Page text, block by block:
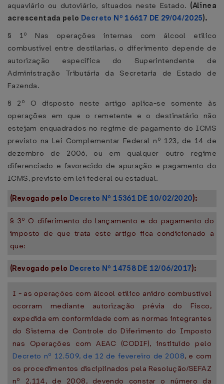
aquaviário ou dutoviário, situados neste Estado. (Alínea
acrescentada pelo Decreto Nº 16617 DE 29/04/2025).
§ 1º Nas operações internas com álcool etílico
combustível entre destilarias, o diferimento depende de
autorização específica do Superintendente de
Administração Tributária da Secretaria de Estado de
Fazenda.
§ 2º O disposto neste artigo aplica-se somente às
operações em que o remetente e o destinatário não
estejam enquadrados no regime de pagamento do ICMS
previsto na Lei Complementar Federal nº 123, de 14 de
dezembro de 2006, ou em qualquer outro regime
diferenciado e favorecido de apuração e pagamento do
ICMS, previsto em lei federal ou estadual.
(Revogado pelo Decreto Nº 15361 DE 10/02/2020):
§ 3º O diferimento do lançamento e do pagamento do
imposto de que trata este artigo fica condicionado a
que:
(Revogado pelo Decreto Nº 14758 DE 12/06/2017):
I - as operações com álcool etílico anidro combustível
ocorram mediante autorização prévia do Fisco,
expedida em conformidade com as normas integrantes
do Sistema de Controle do Diferimento do Imposto
nas Operações com AEAC (CODIF), instituído pelo
Decreto nº 12.509, de 12 de fevereiro de 2008, e com
os procedimentos disciplinados pela Resolução/SEFAZ
nº 2.114, de 2008, devendo constar o número da